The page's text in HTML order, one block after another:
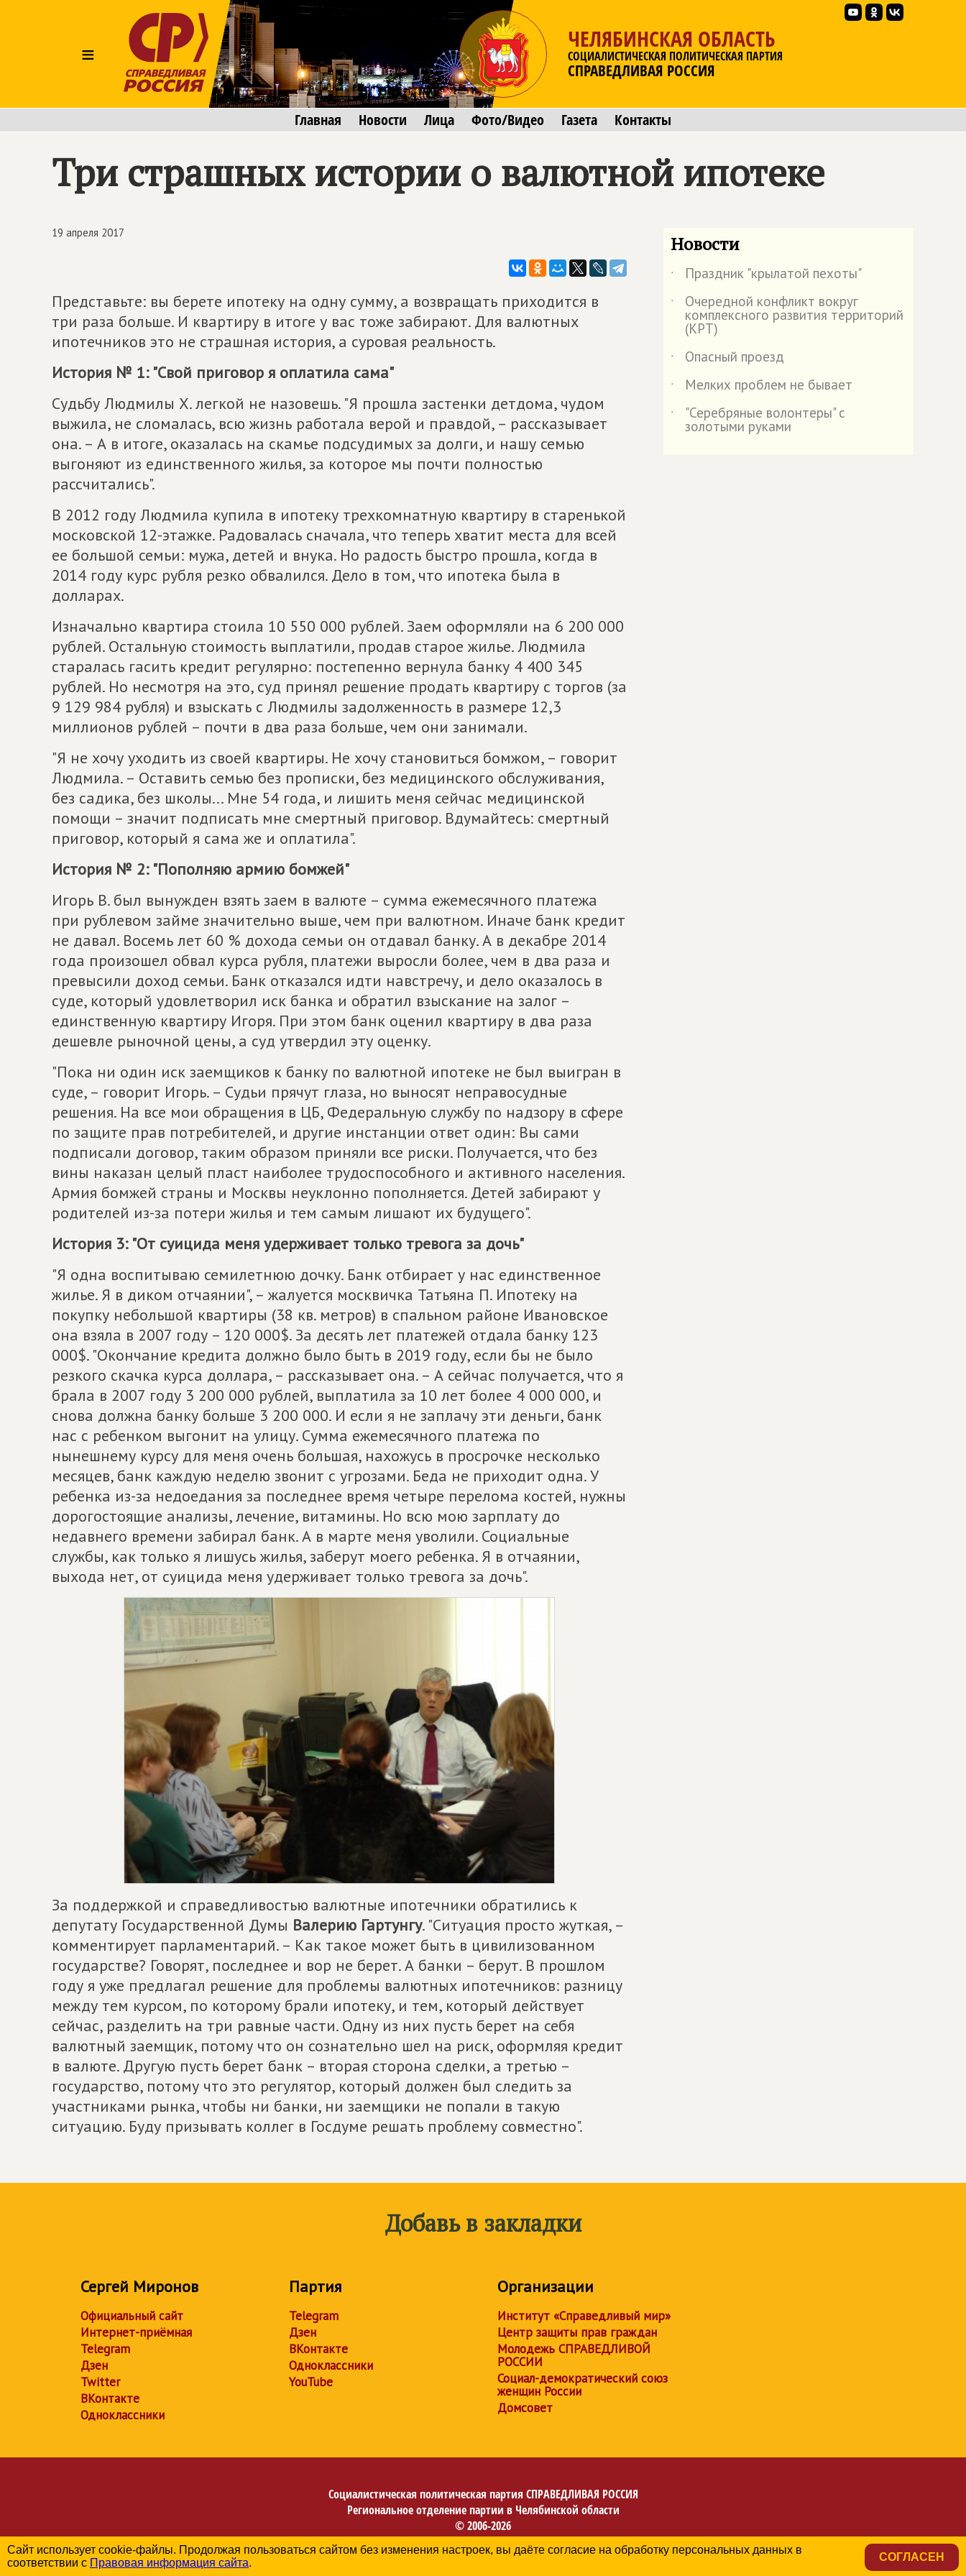
≡
ЧЕЛЯБИНСКАЯ ОБЛАСТЬ
СОЦИАЛИСТИЧЕСКАЯ ПОЛИТИЧЕСКАЯ ПАРТИЯ
СПРАВЕДЛИВАЯ РОССИЯ
Главная Новости Лица Фото/Видео Газета Контакты
Три страшных истории о валютной ипотеке
19 апреля 2017
Представьте: вы берете ипотеку на одну сумму, а возвращать приходится в
три раза больше. И квартиру в итоге у вас тоже забирают. Для валютных
ипотечников это не страшная история, а суровая реальность.
История № 1: "Свой приговор я оплатила сама"
Судьбу Людмилы Х. легкой не назовешь. "Я прошла застенки детдома, чудом
выжила, не сломалась, всю жизнь работала верой и правдой, – рассказывает
она. – А в итоге, оказалась на скамье подсудимых за долги, и нашу семью
выгоняют из единственного жилья, за которое мы почти полностью
рассчитались".
В 2012 году Людмила купила в ипотеку трехкомнатную квартиру в старенькой
московской 12-этажке. Радовалась сначала, что теперь хватит места для всей
ее большой семьи: мужа, детей и внука. Но радость быстро прошла, когда в
2014 году курс рубля резко обвалился. Дело в том, что ипотека была в
долларах.
Изначально квартира стоила 10 550 000 рублей. Заем оформляли на 6 200 000
рублей. Остальную стоимость выплатили, продав старое жилье. Людмила
старалась гасить кредит регулярно: постепенно вернула банку 4 400 345
рублей. Но несмотря на это, суд принял решение продать квартиру с торгов (за
9 129 984 рубля) и взыскать с Людмилы задолженность в размере 12,3
миллионов рублей – почти в два раза больше, чем они занимали.
"Я не хочу уходить из своей квартиры. Не хочу становиться бомжом, – говорит
Людмила. – Оставить семью без прописки, без медицинского обслуживания,
без садика, без школы... Мне 54 года, и лишить меня сейчас медицинской
помощи – значит подписать мне смертный приговор. Вдумайтесь: смертный
приговор, который я сама же и оплатила".
История № 2: "Пополняю армию бомжей"
Игорь В. был вынужден взять заем в валюте – сумма ежемесячного платежа
при рублевом займе значительно выше, чем при валютном. Иначе банк кредит
не давал. Восемь лет 60 % дохода семьи он отдавал банку. А в декабре 2014
года произошел обвал курса рубля, платежи выросли более, чем в два раза и
превысили доход семьи. Банк отказался идти навстречу, и дело оказалось в
суде, который удовлетворил иск банка и обратил взыскание на залог –
единственную квартиру Игоря. При этом банк оценил квартиру в два раза
дешевле рыночной цены, а суд утвердил эту оценку.
"Пока ни один иск заемщиков к банку по валютной ипотеке не был выигран в
суде, – говорит Игорь. – Судьи прячут глаза, но выносят неправосудные
решения. На все мои обращения в ЦБ, Федеральную службу по надзору в сфере
по защите прав потребителей, и другие инстанции ответ один: Вы сами
подписали договор, таким образом приняли все риски. Получается, что без
вины наказан целый пласт наиболее трудоспособного и активного населения.
Армия бомжей страны и Москвы неуклонно пополняется. Детей забирают у
родителей из-за потери жилья и тем самым лишают их будущего".
История 3: "От суицида меня удерживает только тревога за дочь"
"Я одна воспитываю семилетнюю дочку. Банк отбирает у нас единственное
жилье. Я в диком отчаянии", – жалуется москвичка Татьяна П. Ипотеку на
покупку небольшой квартиры (38 кв. метров) в спальном районе Ивановское
она взяла в 2007 году – 120 000$. За десять лет платежей отдала банку 123
000$. "Окончание кредита должно было быть в 2019 году, если бы не было
резкого скачка курса доллара, – рассказывает она. – А сейчас получается, что я
брала в 2007 году 3 200 000 рублей, выплатила за 10 лет более 4 000 000, и
снова должна банку больше 3 200 000. И если я не заплачу эти деньги, банк
нас с ребенком выгонит на улицу. Сумма ежемесячного платежа по
нынешнему курсу для меня очень большая, нахожусь в просрочке несколько
месяцев, банк каждую неделю звонит с угрозами. Беда не приходит одна. У
ребенка из-за недоедания за последнее время четыре перелома костей, нужны
дорогостоящие анализы, лечение, витамины. Но всю мою зарплату до
недавнего времени забирал банк. А в марте меня уволили. Социальные
службы, как только я лишусь жилья, заберут моего ребенка. Я в отчаянии,
выхода нет, от суицида меня удерживает только тревога за дочь".
За поддержкой и справедливостью валютные ипотечники обратились к
депутату Государственной Думы Валерию Гартунгу. "Ситуация просто жуткая, –
комментирует парламентарий. – Как такое может быть в цивилизованном
государстве? Говорят, последнее и вор не берет. А банки – берут. В прошлом
году я уже предлагал решение для проблемы валютных ипотечников: разницу
между тем курсом, по которому брали ипотеку, и тем, который действует
сейчас, разделить на три равные части. Одну из них пусть берет на себя
валютный заемщик, потому что он сознательно шел на риск, оформляя кредит
в валюте. Другую пусть берет банк – вторая сторона сделки, а третью –
государство, потому что это регулятор, который должен был следить за
участниками рынка, чтобы ни банки, ни заемщики не попали в такую
ситуацию. Буду призывать коллег в Госдуме решать проблему совместно".
Новости
˙
Праздник "крылатой пехоты"
˙
Очередной конфликт вокруг
комплексного развития территорий
(КРТ)
˙
Опасный проезд
˙
Мелких проблем не бывает
˙
"Серебряные волонтеры" с
золотыми руками
Добавь в закладки
Сергей Миронов
Официальный сайт
Интернет-приёмная
Telegram
Дзен
Twitter
ВКонтакте
Одноклассники
Партия
Telegram
Дзен
ВКонтакте
Одноклассники
YouTube
Организации
Институт «Справедливый мир»
Центр защиты прав граждан
Молодежь СПРАВЕДЛИВОЙ
РОССИИ
Социал-демократический союз
женщин России
Домсовет
Социалистическая политическая партия СПРАВЕДЛИВАЯ РОССИЯ
Региональное отделение партии в Челябинской области
© 2006-2026
Политика в отношении обработки персональных данных
Сайт использует cookie-файлы. Продолжая пользоваться сайтом без изменения настроек, вы даёте согласие на обработку персональных данных в
соответствии с Правовая информация сайта. СОГЛАСЕН